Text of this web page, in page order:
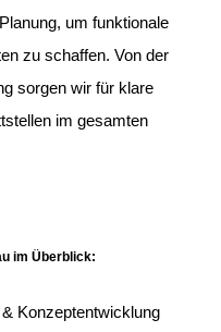
um funktionale
zu schaffen. Von der
sorgen wir für klare
im gesamten
im Überblick:
Konzeptentwicklung